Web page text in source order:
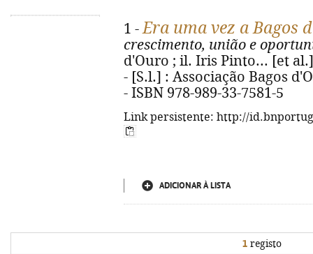
1 -Era uma vez a Bagos
crescimento, união e
d'Ouro ; il. Iris Pinto... [et
- [S.l.] : Associação Bagos
- ISBN 978-989-33-7581-5
Link persistente: http://
ADICIONAR À LISTA
1 registo